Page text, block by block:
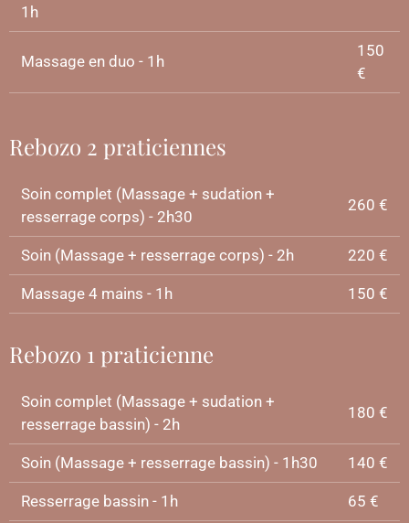
1h
Massage en duo - 1h
150
€
Rebozo 2 praticiennes
Soin complet (Massage + sudation +
resserrage corps) - 2h30
260 €
Soin (Massage + resserrage corps) - 2h 220 €
Massage 4 mains - 1h 150 €
Rebozo 1 praticienne
Soin complet (Massage + sudation +
resserrage bassin) - 2h
180 €
Soin (Massage + resserrage bassin) - 1h30 140 €
Resserrage bassin - 1h 65 €